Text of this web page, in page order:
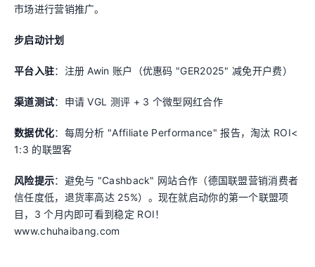
市场进行营销推广。
步启动计划
平台入驻：注册 Awin 账户（优惠码 "GER2025" 减免开户费）
渠道测试：申请 VGL 测评 + 3 个微型网红合作
数据优化：每周分析 "Affiliate Performance" 报告，淘汰 ROI<
1:3 的联盟客
风险提示：避免与 "Cashback" 网站合作（德国联盟营销消费者
信任度低，退货率高达 25%）。现在就启动你的第一个联盟项
目，3 个月内即可看到稳定 ROI！
www.chuhaibang.com